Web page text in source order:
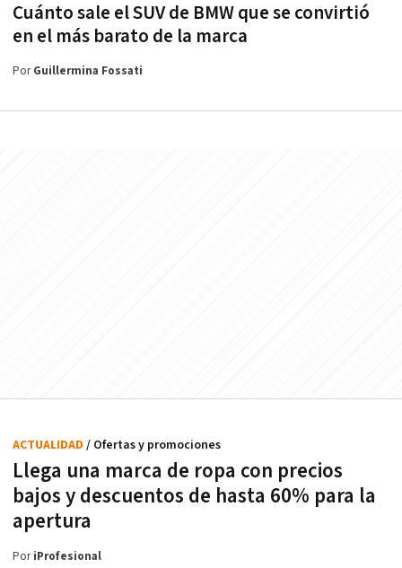
Cuánto sale el SUV de BMW que se convirtió
en el más barato de la marca
PorGuillermina Fossati
Llega una marca de ropa con precios
bajos y descuentos de hasta 60% para la
apertura
ACTUALIDAD / Ofertas y promociones
PoriProfesional